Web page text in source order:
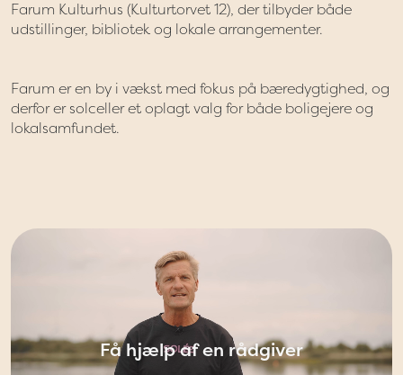
Farum Kulturhus (Kulturtorvet 12), der tilbyder både
udstillinger, bibliotek og lokale arrangementer.
Farum er en by i vækst med fokus på bæredygtighed, og
derfor er solceller et oplagt valg for både boligejere og
lokalsamfundet.
Få hjælp af en rådgiver